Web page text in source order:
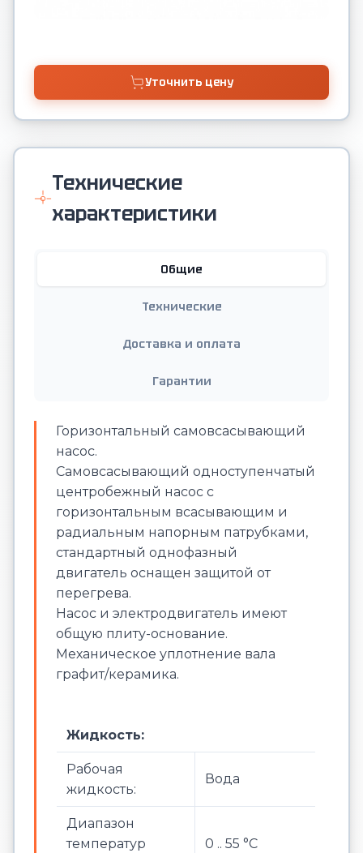
Уточнить цену
Технические
характеристики
Общие
Технические
Доставка и оплата
Гарантии
Горизонтальный самовсасывающий
насос.
Самовсасывающий одноступенчатый
центробежный насос с
горизонтальным всасывающим и
радиальным напорным патрубками,
стандартный однофазный
двигатель оснащен защитой от
перегрева.
Насос и электродвигатель имеют
общую плиту-основание.
Механическое уплотнение вала
графит/керамика.
Жидкость:
Рабочая
жидкость:
Вода
Диапазон
температур
0 .. 55 °C